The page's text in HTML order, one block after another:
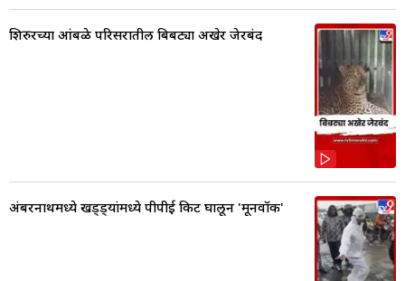
शिरुरच्या आंबळे परिसरातील बिबट्या अखेर जेरबंद
अंबरनाथमध्ये खड्ड्यांमध्ये पीपीई किट घालून 'मूनवॉक'